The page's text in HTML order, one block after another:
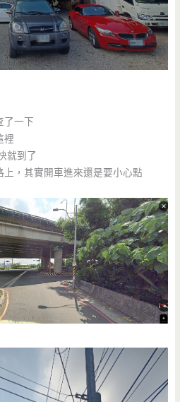
了一下
裡
就到了
上，其實開車進來還是要小心點